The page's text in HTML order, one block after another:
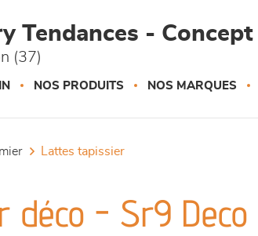
Tendances -
(37)
NOS PRODUITS NOS MARQUES
lattes tapissier
déco - Sr9 Deco